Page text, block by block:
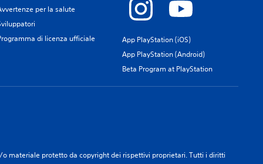
per la salute
di licenza ufficiale
App PlayStation (iOS)
App PlayStation (Android)
Beta Program at PlayStation
materiale protetto da copyright dei rispettivi proprietari. Tutti i diritti